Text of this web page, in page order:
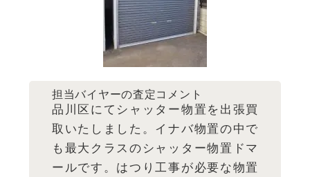
担当バイヤーの査定コメント
品川区にてシャッター物置を出張買
取いたしました。イナバ物置の中で
も最大クラスのシャッター物置ドマ
ールです。はつり工事が必要な物置